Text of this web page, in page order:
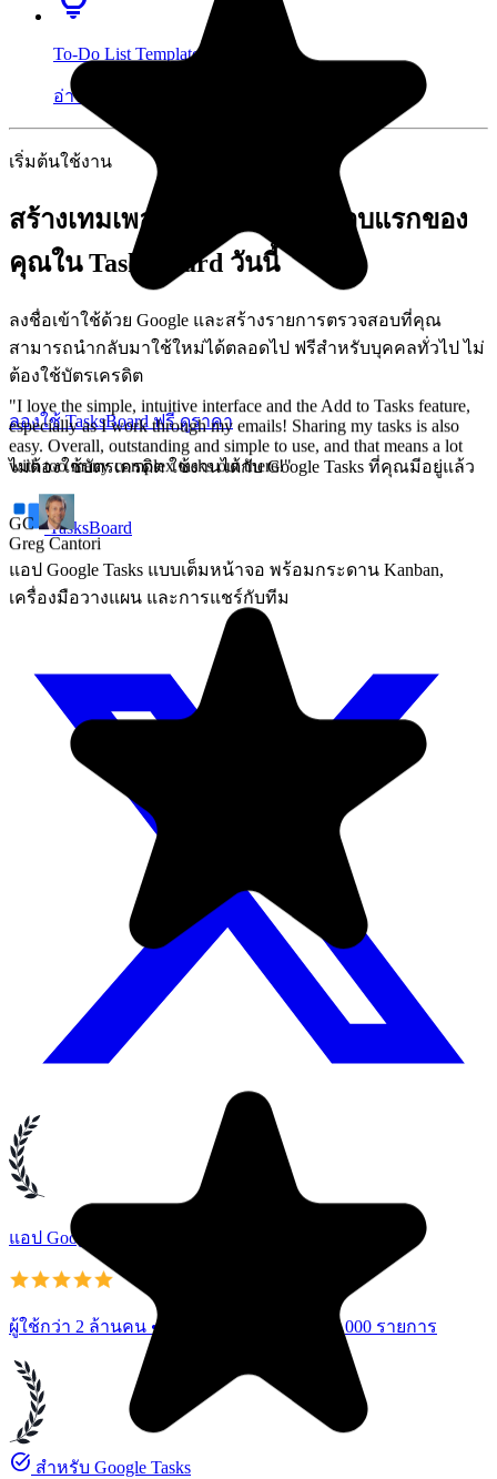
"I love the simple, intuitive interface and the Add to Tasks feature,
especially as I work through my emails! Sharing my tasks is also
easy. Overall, outstanding and simple to use, and that means a lot
with too many complex tasks out there!"
GC
Greg Cantori
To-Do List Template
อ่านเพิ่มเติม
เริ่มต้นใช้งาน
สร้างเทมเพลตรายการตรวจสอบแรกของ
คุณใน TasksBoard วันนี้
ลงชื่อเข้าใช้ด้วย Google และสร้างรายการตรวจสอบที่คุณ
สามารถนำกลับมาใช้ใหม่ได้ตลอดไป ฟรีสำหรับบุคคลทั่วไป ไม่
ต้องใช้บัตรเครดิต
ลองใช้ TasksBoard ฟรีดูราคา
ไม่ต้องใช้บัตรเครดิต ใช้งานได้กับ Google Tasks ที่คุณมีอยู่แล้ว
TasksBoard
แอป Google Tasks แบบเต็มหน้าจอ พร้อมกระดาน Kanban,
เครื่องมือวางแผน และการแชร์กับทีม
แอป Google Tasks ยอดนิยม
ผู้ใช้กว่า 2 ล้านคน • 4.8/5 จากรีวิวมากกว่า 1,000 รายการ
task_alt สำหรับ Google Tasks